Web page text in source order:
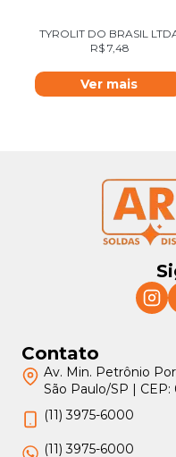
TYROLIT DO BRASIL
R$7,48
Ver mais
Contato
Av. Min. Petrônio
São Paulo/SP | CEP:
(11) 3975-6000
(11) 3975-6000